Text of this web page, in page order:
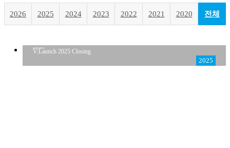
2026 2025 2024 2023 2022 2021 2020 전체
2025
V:Launch 2025 Closing